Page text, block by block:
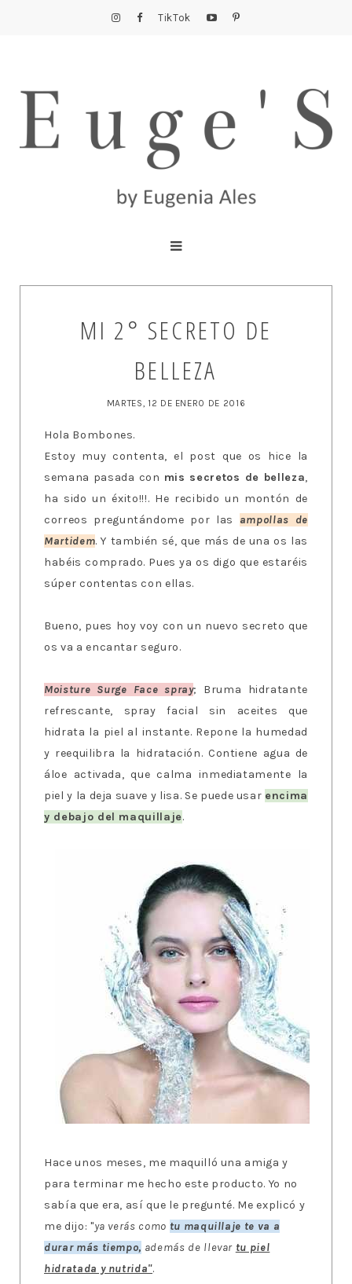
TikTok
MI 2° SECRETO DE
BELLEZA
MARTES, 12 DE ENERO DE 2016
Hola Bombones.
Estoy muy contenta, el post que os hice la
semana pasada con mis secretos de belleza,
ha sido un éxito!!!. He recibido un montón de
correos preguntándome por las ampollas de
Martidem. Y también sé, que más de una os las
habéis comprado. Pues ya os digo que estaréis
súper contentas con ellas.
Bueno, pues hoy voy con un nuevo secreto que
os va a encantar seguro.
Moisture Surge Face spray; Bruma hidratante
refrescante, spray facial sin aceites que
hidrata la piel al instante. Repone la humedad
y reequilibra la hidratación. Contiene agua de
áloe activada, que calma inmediatamente la
piel y la deja suave y lisa. Se puede usar encima
y debajo del maquillaje.
Hace unos meses, me maquilló una amiga y
para terminar me hecho este producto. Yo no
sabía que era, así que le pregunté. Me explicó y
me dijo: "ya verás como tu maquillaje te va a
durar más tiempo, además de llevar tu piel
hidratada y nutrida".